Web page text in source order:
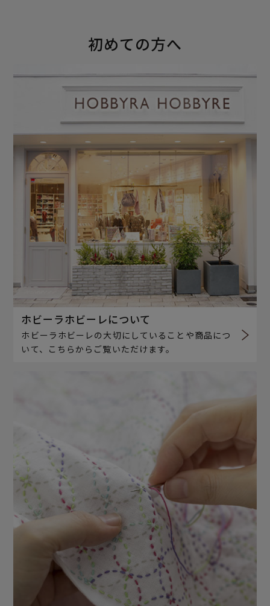
初めての方へ
ホビーラホビーレについて
ホビーラホビーレの大切にしていることや商品につ
いて、こちらからご覧いただけます。